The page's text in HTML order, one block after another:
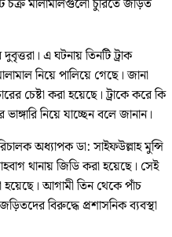
চক্র মালামালগুলো চুরিতে জড়িত
এ ঘটনায় তিনটি ট্রাক
নিয়ে পালিয়ে গেছে। জানা
চেষ্টা করা হয়েছে। ট্রাকে করে কি
নিয়ে যাচ্ছেন বলে জানান।
অধ্যাপক ডা: সাইফউল্লাহ মুন্সি
থানায় জিডি করা হয়েছে। সেই
হয়েছে। আগামী তিন থেকে পাঁচ
বিরুদ্ধে প্রশাসনিক ব্যবস্থা